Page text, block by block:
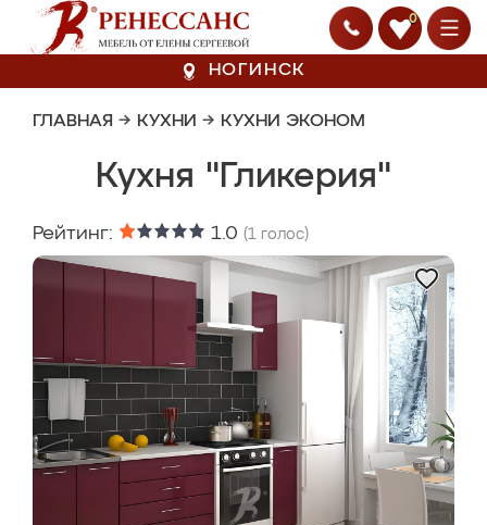
0
НОГИНСК
ГЛАВНАЯ → КУХНИ → КУХНИ ЭКОНОМ
Кухня "Гликерия"
Рейтинг: 1.0 (1 голос)